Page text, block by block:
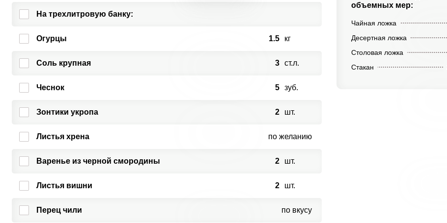
На трехлитровую банку:
Огурцы 1.5 кг
Соль крупная 3 ст.л.
Чеснок 5 зуб.
Зонтики укропа 2 шт.
Листья хрена по желанию
Варенье из черной смородины 2 шт.
Листья вишни 2 шт.
Перец чили по вкусу
объемных мер:
Чайная ложка
Десертная ложка
Столовая ложка
Стакан